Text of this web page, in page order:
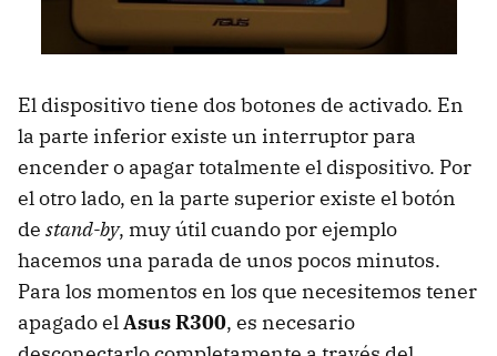
El dispositivo tiene dos botones de activado. En
la parte inferior existe un interruptor para
encender o apagar totalmente el dispositivo. Por
el otro lado, en la parte superior existe el botón
de stand-by, muy útil cuando por ejemplo
hacemos una parada de unos pocos minutos.
Para los momentos en los que necesitemos tener
apagado elAsus R300, es necesario